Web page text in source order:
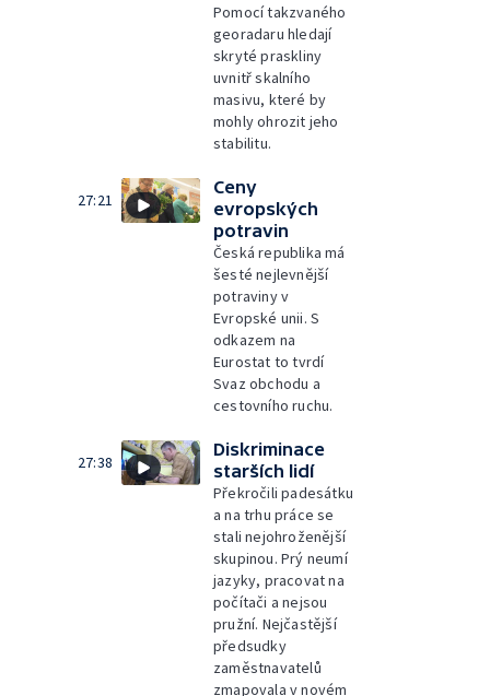
Pomocí takzvaného
georadaru hledají
skryté praskliny
uvnitř skalního
masivu, které by
mohly ohrozit jeho
stabilitu.
27:21
Ceny
evropských
potravin
Česká republika má
šesté nejlevnější
potraviny v
Evropské unii. S
odkazem na
Eurostat to tvrdí
Svaz obchodu a
cestovního ruchu.
27:38
Diskriminace
starších lidí
Překročili padesátku
a na trhu práce se
stali nejohroženější
skupinou. Prý neumí
jazyky, pracovat na
počítači a nejsou
pružní. Nejčastější
předsudky
zaměstnavatelů
zmapovala v novém